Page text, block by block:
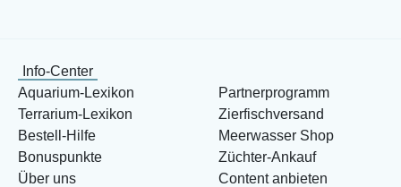
Info-Center
Aquarium-Lexikon
Terrarium-Lexikon
Bestell-Hilfe
Bonuspunkte
Über uns
Partnerprogramm
Zierfischversand
Meerwasser Shop
Züchter-Ankauf
Content anbieten